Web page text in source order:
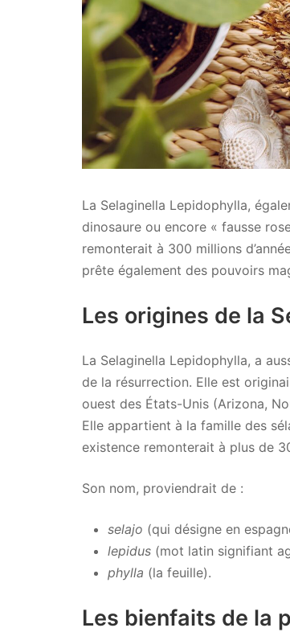
La Selaginella Lepidophylla,
dinosaure ou encore « fausse
remonterait à 300 millions
prête également des pouvoirs
Les origines de la
La Selaginella Lepidophylla, a
de la résurrection. Elle est
ouest des États-Unis (Arizona,
Elle appartient à la famille des
existence remonterait à plus de
Son nom, proviendrait de :
selajo (qui désigne en
lepidus (mot latin signifiant
phylla (la feuille).
Les bienfaits de la